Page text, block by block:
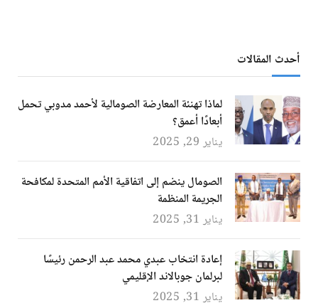
أحدث المقالات
لماذا تهنئة المعارضة الصومالية لأحمد مدوبي تحمل
أبعادًا أعمق؟
يناير 29, 2025
الصومال ينضم إلى اتفاقية الأمم المتحدة لمكافحة
الجريمة المنظمة
يناير 31, 2025
إعادة انتخاب عبدي محمد عبد الرحمن رئيسًا
لبرلمان جوبالاند الإقليمي
يناير 31, 2025